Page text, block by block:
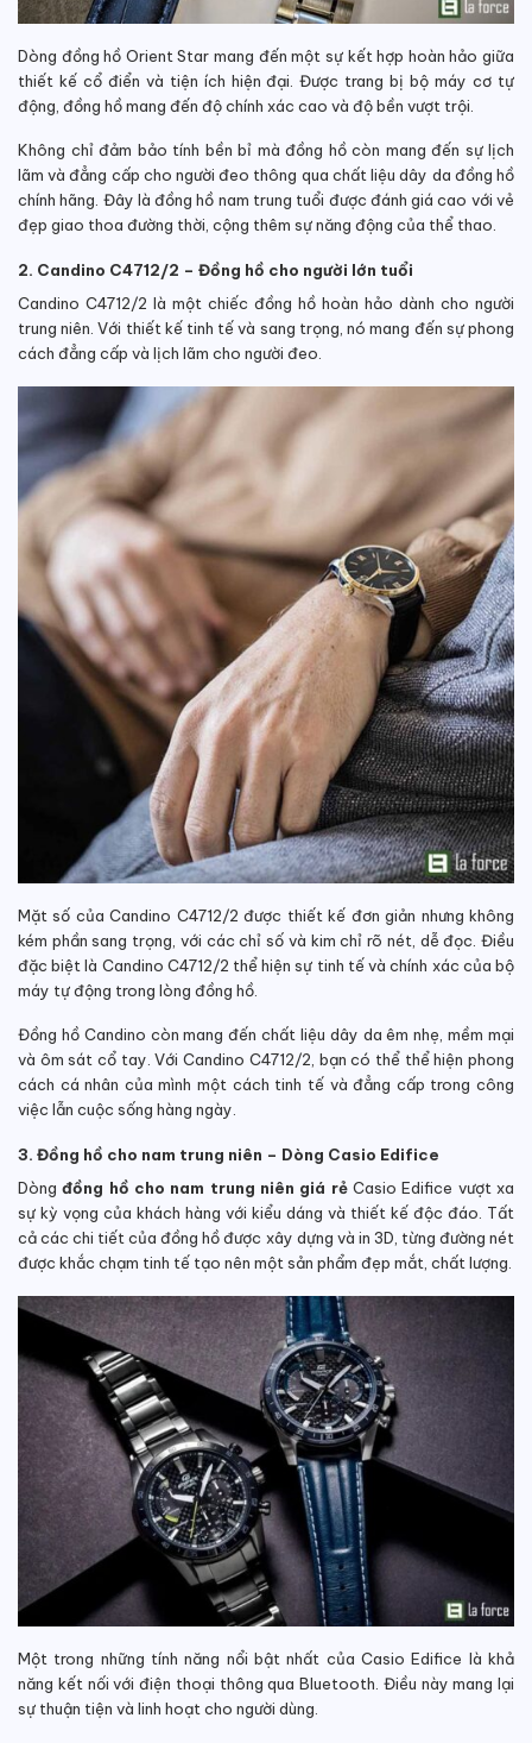
Dòng đồng hồ Orient Star mang đến một sự kết hợp hoàn hảo giữa
thiết kế cổ điển và tiện ích hiện đại. Được trang bị bộ máy cơ tự
động, đồng hồ mang đến độ chính xác cao và độ bền vượt trội.
Không chỉ đảm bảo tính bền bỉ mà đồng hồ còn mang đến sự lịch
lãm và đẳng cấp cho người đeo thông qua chất liệu dây da đồng hồ
chính hãng. Đây là đồng hồ nam trung tuổi được đánh giá cao với vẻ
đẹp giao thoa đường thời, cộng thêm sự năng động của thể thao.
2. Candino C4712/2 – Đồng hồ cho người lớn tuổi
Candino C4712/2 là một chiếc đồng hồ hoàn hảo dành cho người
trung niên. Với thiết kế tinh tế và sang trọng, nó mang đến sự phong
cách đẳng cấp và lịch lãm cho người đeo.
Mặt số của Candino C4712/2 được thiết kế đơn giản nhưng không
kém phần sang trọng, với các chỉ số và kim chỉ rõ nét, dễ đọc. Điều
đặc biệt là Candino C4712/2 thể hiện sự tinh tế và chính xác của bộ
máy tự động trong lòng đồng hồ.
Đồng hồ Candino còn mang đến chất liệu dây da êm nhẹ, mềm mại
và ôm sát cổ tay. Với Candino C4712/2, bạn có thể thể hiện phong
cách cá nhân của mình một cách tinh tế và đẳng cấp trong công
việc lẫn cuộc sống hàng ngày.
3. Đồng hồ cho nam trung niên – Dòng Casio Edifice
Dòngđồng hồ cho nam trung niên giá rẻCasio Edifice vượt xa
sự kỳ vọng của khách hàng với kiểu dáng và thiết kế độc đáo. Tất
cả các chi tiết của đồng hồ được xây dựng và in 3D, từng đường nét
được khắc chạm tinh tế tạo nên một sản phẩm đẹp mắt, chất lượng.
Một trong những tính năng nổi bật nhất của Casio Edifice là khả
năng kết nối với điện thoại thông qua Bluetooth. Điều này mang lại
sự thuận tiện và linh hoạt cho người dùng.